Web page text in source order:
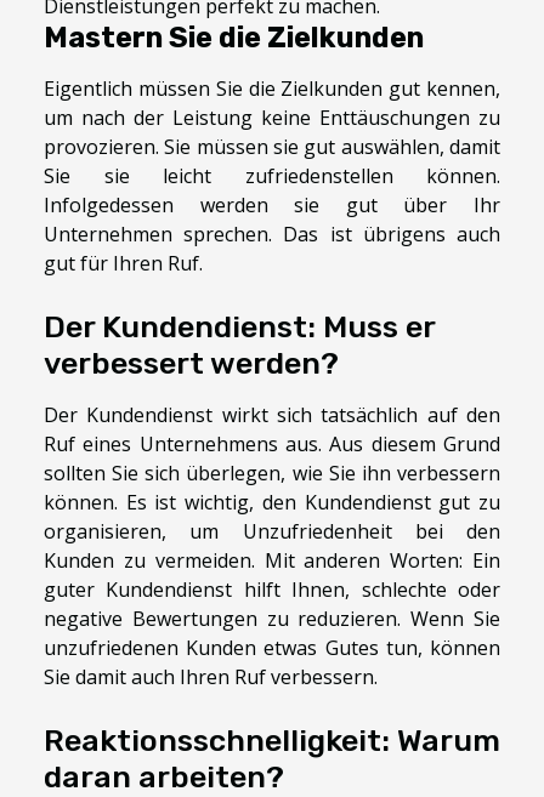
Dienstleistungen perfekt zu machen.
Mastern Sie die Zielkunden
Eigentlich müssen Sie die Zielkunden gut kennen,
um nach der Leistung keine Enttäuschungen zu
provozieren. Sie müssen sie gut auswählen, damit
Sie sie leicht zufriedenstellen können.
Infolgedessen werden sie gut über Ihr
Unternehmen sprechen. Das ist übrigens auch
gut für Ihren Ruf.
Der Kundendienst: Muss er
verbessert werden?
Der Kundendienst wirkt sich tatsächlich auf den
Ruf eines Unternehmens aus. Aus diesem Grund
sollten Sie sich überlegen, wie Sie ihn verbessern
können. Es ist wichtig, den Kundendienst gut zu
organisieren, um Unzufriedenheit bei den
Kunden zu vermeiden. Mit anderen Worten: Ein
guter Kundendienst hilft Ihnen, schlechte oder
negative Bewertungen zu reduzieren. Wenn Sie
unzufriedenen Kunden etwas Gutes tun, können
Sie damit auch Ihren Ruf verbessern.
Reaktionsschnelligkeit: Warum
daran arbeiten?